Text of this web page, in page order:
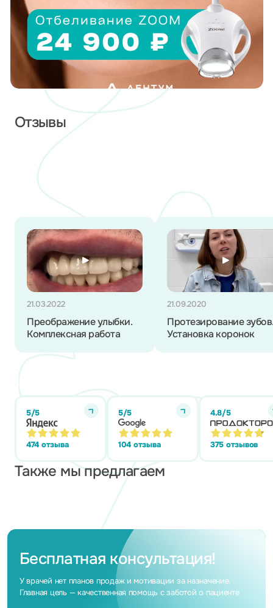
Отзывы
21.03.2022
Преображение улыбки.
Комплексная работа
21.09.2020
Протезирование зубов.
Установка коронок
5/5
474 отзыва
5/5
104 отзыва
4.8/5
375 отзывов
Также мы предлагаем
Бесплатная консультация!
У врачей нет планов продаж и мотивации за назначение.
Главная цель — качественная помощь с заботой о пациенте